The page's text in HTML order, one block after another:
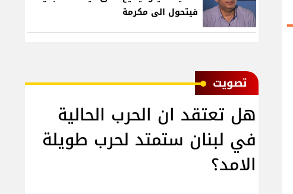
فيتحول الى مكرمة
ﺗﺼﻮﻳﺖ
هل تعتقد ان الحرب الحالية
في لبنان ستمتد لحرب طويلة
الامد؟